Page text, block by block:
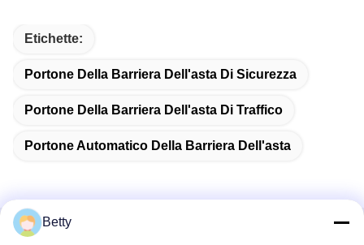
Etichette:
Portone Della Barriera Dell'asta Di Sicurezza
Portone Della Barriera Dell'asta Di Traffico
Portone Automatico Della Barriera Dell'asta
Betty